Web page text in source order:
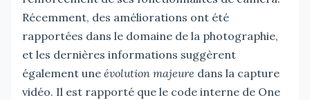
Récemment, des améliorations ont été
rapportées dans le domaine de la photographie,
et les dernières informations suggèrent
également une évolution majeure dans la capture
vidéo. Il est rapporté que le code interne de One